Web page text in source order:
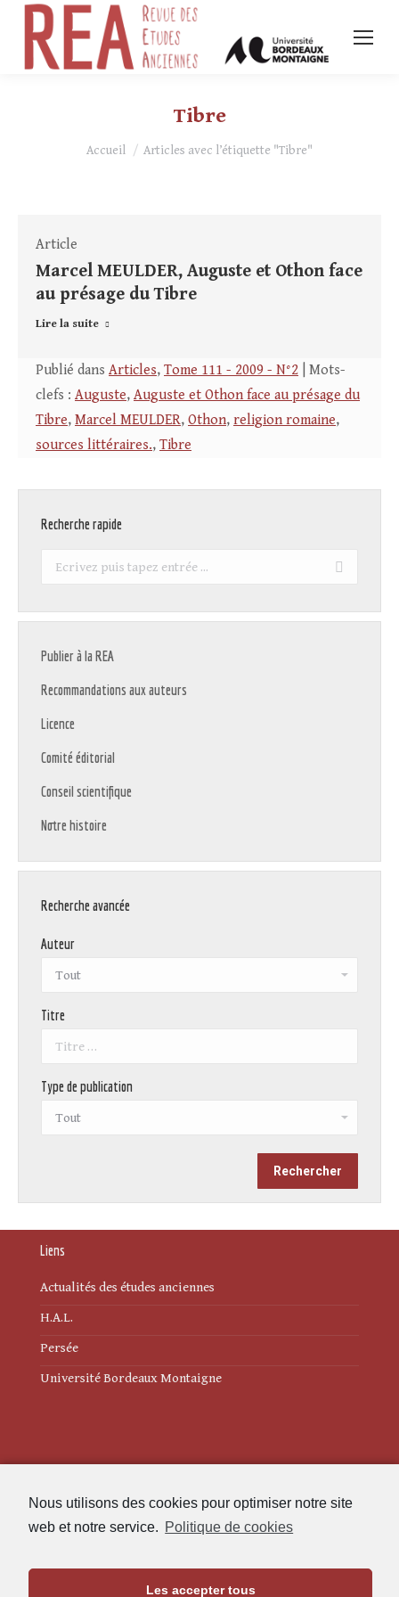
Nous utilisons des cookies pour optimiser notre site
web et notre service. Politique de cookies
Les accepter tous
Tibre
Vous êtes ici :
Accueil Articles avec l’étiquette "Tibre"
Article
Marcel MEULDER, Auguste et Othon face
au présage du Tibre
Lire la suite
Publié dans Articles, Tome 111 - 2009 - N°2 | Mots-
clefs : Auguste, Auguste et Othon face au présage du
Tibre, Marcel MEULDER, Othon, religion romaine,
sources littéraires., Tibre
Recherche rapide
Recherche
Publier à la REA
Recommandations aux auteurs
Licence
Comité éditorial
Conseil scientifique
Notre histoire
Recherche avancée
Auteur
Titre
Type de publication
Liens
Actualités des études anciennes
H.A.L.
Persée
Université Bordeaux Montaigne
Politique de cookies (UE)